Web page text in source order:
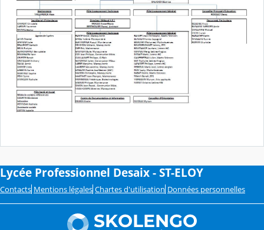
Lycée Professionnel Desaix - ST-ELOY
Contacts Mentions légales Chartes d'utilisation Données personnelles